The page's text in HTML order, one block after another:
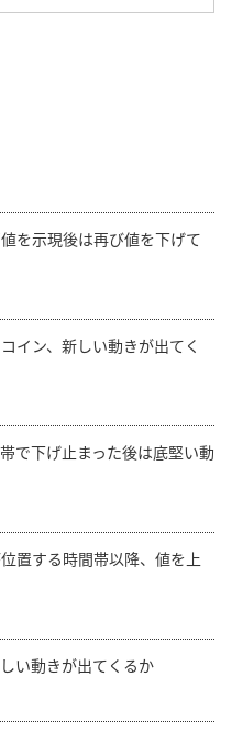
を示現後は再び値を下げて
イン、新しい動きが出てく
で下げ止まった後は底堅い動
置する時間帯以降、値を上
い動きが出てくるか